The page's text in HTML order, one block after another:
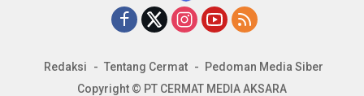
Redaksi Tentang Cermat
Pedoman Media Siber
Copyright © PT CERMAT MEDIA AKSARA